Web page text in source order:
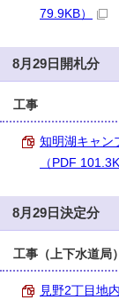
79.9KB）
8月29日開札分
工事
知明湖キャン
（PDF
8月29日決定分
工事（上下水道局）
見野2丁目地